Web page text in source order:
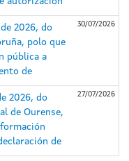
Loba e das
e Xermade
(A Coruña)
018).
construción
dos
I (expediente
eólico
II (expediente
nos
A Pobra do
2026, do
polo que
pública a
de
de dominio
para caseta
lavapés na
de
30/07/2026
2026, do
de Ourense,
de
coa
27/07/2026